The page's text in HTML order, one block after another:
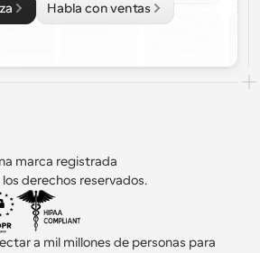
Habla con ventas
marca registrada
derechos reservados.
a mil millones de personas para